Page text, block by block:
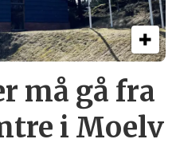
må gå fra
i Moelv